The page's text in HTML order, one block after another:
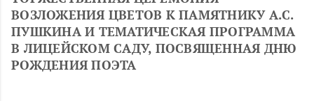
ВОЗЛОЖЕНИЯ ЦВЕТОВ К ПАМЯТНИКУ А.С.
ПУШКИНА И ТЕМАТИЧЕСКАЯ ПРОГРАММА
В ЛИЦЕЙСКОМ САДУ, ПОСВЯЩЕННАЯ ДНЮ
РОЖДЕНИЯ ПОЭТА